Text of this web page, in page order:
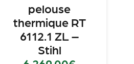
pelouse
thermique RT
6112.1 ZL –
Stihl